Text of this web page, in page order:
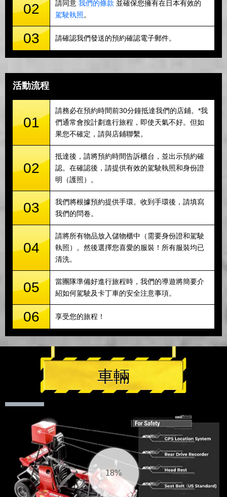
02 請同意 我們的條款 並確保您擁有在日本有效的
駕駛執照。
03 請確認我們發送的預約確認電子郵件。
活動流程
01
請務必在預約時間前30分鐘抵達我們的店鋪。*我
們通常會按計劃進行旅程，即使天氣不好。但如
果您不確定，請與店鋪聯繫。
02
抵達後，請將預約時間告訴櫃台，並出示預約確
認。在確認後，請提供有效的駕駛執照和身份證
明（護照）。
03
我們將根據預約提供手環。收到手環後，請填寫
我們的問卷。
04
請將所有物品放入儲物櫃中（需要身份證和駕駛
執照）。然後選擇您喜愛的服裝！所有服裝均已
清洗。
05
當團隊準備好進行旅程時，我們的導遊將簡要介
紹如何駕駛及卡丁車的安全注意事項。
06 享受您的旅程！
車輛
19%